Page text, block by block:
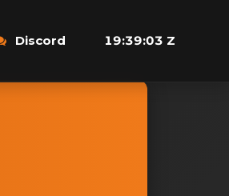
Discord 19:39:04 Z